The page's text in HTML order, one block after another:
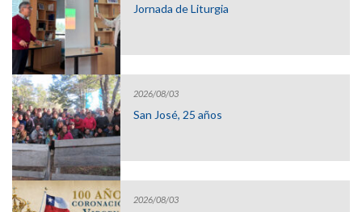
Jornada de Liturgia
2026/08/03
San José, 25 años
2026/08/03